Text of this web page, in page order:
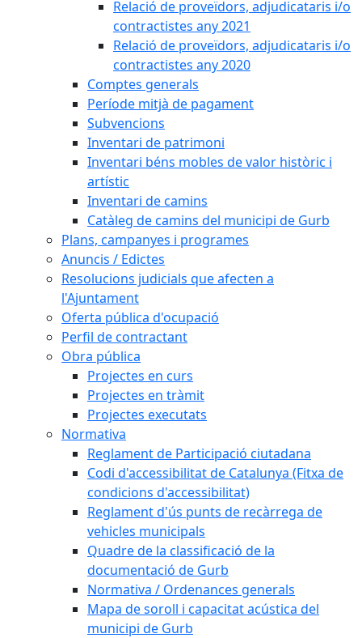
Relació de proveïdors, adjudicataris i/o
contractistes any 2021
Relació de proveïdors, adjudicataris i/o
contractistes any 2020
Comptes generals
Període mitjà de pagament
Subvencions
Inventari de patrimoni
Inventari béns mobles de valor històric i
artístic
Inventari de camins
Catàleg de camins del municipi de Gurb
Plans, campanyes i programes
Anuncis / Edictes
Resolucions judicials que afecten a
l'Ajuntament
Oferta pública d'ocupació
Perfil de contractant
Obra pública
Projectes en curs
Projectes en tràmit
Projectes executats
Normativa
Reglament de Participació ciutadana
Codi d'accessibilitat de Catalunya (Fitxa de
condicions d'accessibilitat)
Reglament d'ús punts de recàrrega de
vehicles municipals
Quadre de la classificació de la
documentació de Gurb
Normativa / Ordenances generals
Mapa de soroll i capacitat acústica del
municipi de Gurb